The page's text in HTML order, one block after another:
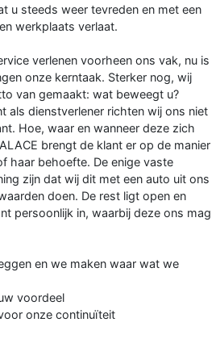
u steeds weer tevreden en met een
werkplaats verlaat.
verlenen voorheen ons vak, nu is
onze kerntaak. Sterker nog, wij
van gemaakt: wat beweegt u?
als dienstverlener richten wij ons niet
Hoe, waar en wanneer deze zich
brengt de klant er op de manier
haar behoefte. De enige vaste
zijn dat wij dit met een auto uit ons
doen. De rest ligt open en
persoonlijk in, waarbij deze ons mag
en we maken waar wat we
voordeel
onze continuïteit